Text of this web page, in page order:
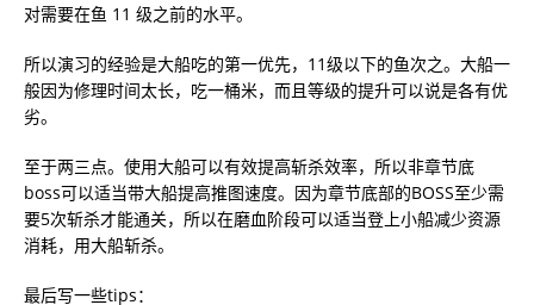
对需要在鱼 11 级之前的水平。
所以演习的经验是大船吃的第一优先，11级以下的鱼次之。大船一
般因为修理时间太长，吃一桶米，而且等级的提升可以说是各有优
劣。
至于两三点。使用大船可以有效提高斩杀效率，所以非章节底
boss可以适当带大船提高推图速度。因为章节底部的BOSS至少需
要5次斩杀才能通关，所以在磨血阶段可以适当登上小船减少资源
消耗，用大船斩杀。
最后写一些tips：